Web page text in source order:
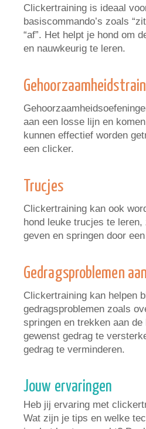
Clickertraining is ideaal
basiscommando’s zoals
“af”. Het helpt je hond om
en nauwkeurig te leren.
aan een losse lijn en
kunnen effectief worden
een clicker.
Trucjes
Clickertraining kan ook
hond leuke trucjes te
geven en springen door
Gedragsproblemen
Clickertraining kan helpen
gedragsproblemen zoals
springen en trekken aan
gewenst gedrag te
gedrag te verminderen.
Jouw ervaringen
Heb jij ervaring met
Wat zijn je tips en welke